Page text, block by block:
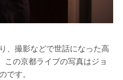
、撮影などで世話になった高
この京都ライブの写真はジョ
です。